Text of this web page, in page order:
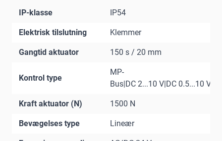
IP-klasse IP54
Elektrisk tilslutning Klemmer
Gangtid aktuator 150 s / 20 mm
Kontrol type
MP-
Bus|DC 2...10 V|DC 0.5...10 V
Kraft aktuator (N) 1500 N
Bevægelses type Lineær